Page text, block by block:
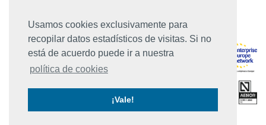
Usamos cookies exclusivamente para
recopilar datos estadísticos de visitas. Si no
está de acuerdo puede ir a nuestra
política de cookies
¡Vale!
Mapa del sitio